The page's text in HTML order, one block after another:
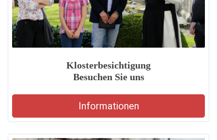
Klosterbesichtigung
Besuchen Sie uns
Informationen